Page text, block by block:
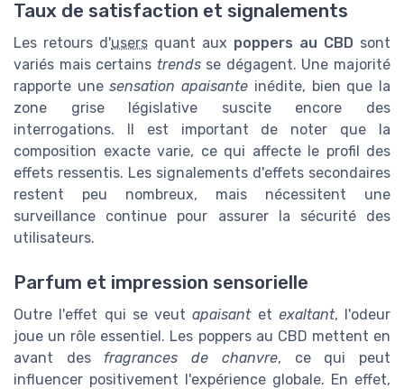
Taux de satisfaction et signalements
Les retours d'users quant aux poppers au CBD sont
variés mais certains trendsse dégagent. Une majorité
rapporte unesensation apaisante inédite, bien que la
zone grise législative suscite encore des
interrogations. Il est important de noter que la
composition exacte varie, ce qui affecte le profil des
effets ressentis. Les signalements d'effets secondaires
restent peu nombreux, mais nécessitent une
surveillance continue pour assurer la sécurité des
utilisateurs.
Parfum et impression sensorielle
Outre l'effet qui se veutapaisantet exaltant, l'odeur
joue un rôle essentiel. Les poppers au CBD mettent en
avant des fragrances de chanvre, ce qui peut
influencer positivement l'expérience globale. En effet,